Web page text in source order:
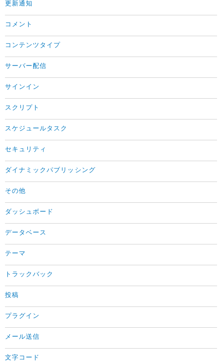
更新通知
コメント
コンテンツタイプ
サーバー配信
サインイン
スクリプト
スケジュールタスク
セキュリティ
ダイナミックパブリッシング
その他
ダッシュボード
データベース
テーマ
トラックバック
投稿
プラグイン
メール送信
文字コード